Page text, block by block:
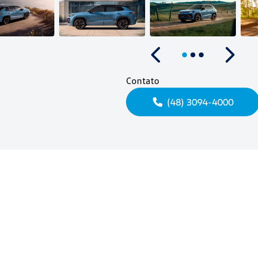
Anterior
Próximo
Contato
(48) 3094-4000